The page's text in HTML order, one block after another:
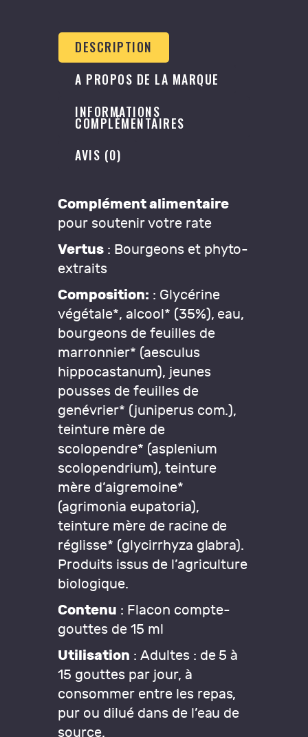
DESCRIPTION
A PROPOS DE LA MARQUE
INFORMATIONS
COMPLÉMENTAIRES
AVIS (0)
Complément alimentaire
pour soutenir votre rate
Vertus: Bourgeons et phyto-
extraits
Composition: : Glycérine
végétale*, alcool* (35%), eau,
bourgeons de feuilles de
marronnier* (aesculus
hippocastanum), jeunes
pousses de feuilles de
genévrier* (juniperus com.),
teinture mère de
scolopendre* (asplenium
scolopendrium), teinture
mère d’aigremoine*
(agrimonia eupatoria),
teinture mère de racine de
réglisse* (glycirrhyza glabra).
Produits issus de l’agriculture
biologique.
Contenu : Flacon compte-
gouttes de 15 ml
Utilisation : Adultes : de 5 à
15 gouttes par jour, à
consommer entre les repas,
pur ou dilué dans de l’eau de
source.